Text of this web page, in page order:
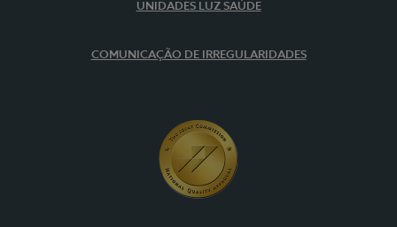
UNIDADES LUZ SAÚDE
COMUNICAÇÃO DE IRREGULARIDADES